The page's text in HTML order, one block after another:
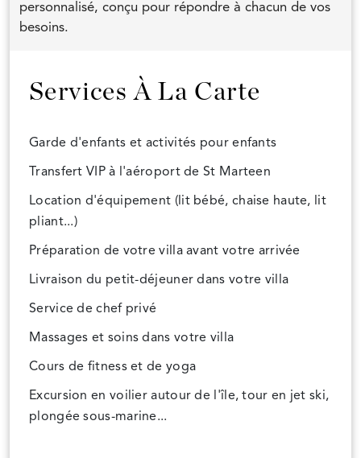
personnalisé, conçu pour répondre à chacun de vos
besoins.
Services À La Carte
Garde d'enfants et activités pour enfants
Transfert VIP à l'aéroport de St Marteen
Location d'équipement (lit bébé, chaise haute, lit
pliant...)
Préparation de votre villa avant votre arrivée
Livraison du petit-déjeuner dans votre villa
Service de chef privé
Massages et soins dans votre villa
Cours de fitness et de yoga
Excursion en voilier autour de l'île, tour en jet ski,
plongée sous-marine...